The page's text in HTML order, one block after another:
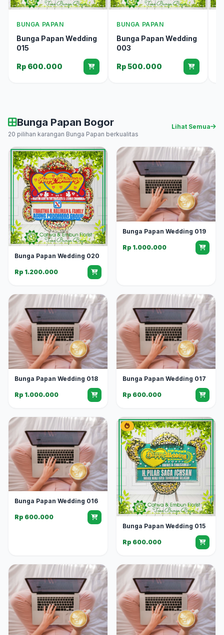
BUNGA PAPAN
Bunga Papan Wedding
015
Rp 600.000
BUNGA PAPAN
Bunga Papan Wedding
003
Rp 500.000
Bunga Papan Bogor
20 pilihan karangan Bunga Papan berkualitas
Lihat Semua
Bunga Papan Wedding 020
Rp 1.200.000
Bunga Papan Wedding 019
Rp 1.000.000
Bunga Papan Wedding 018
Rp 1.000.000
Bunga Papan Wedding 017
Rp 600.000
Bunga Papan Wedding 016
Rp 600.000
Bunga Papan Wedding 015
Rp 600.000